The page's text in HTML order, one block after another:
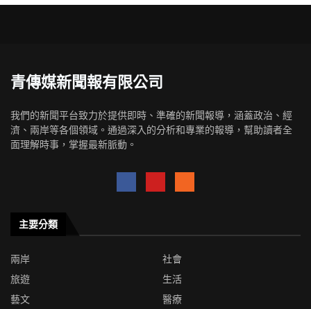
青傳媒新聞報有限公司
我們的新聞平台致力於提供即時、準確的新聞報導，涵蓋政治、經
濟、兩岸等各個領域。通過深入的分析和專業的報導，幫助讀者全
面理解時事，掌握最新脈動。
主要分類
兩岸
社會
旅遊
生活
藝文
醫療